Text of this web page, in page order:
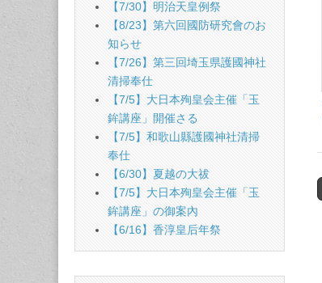
【7/30】明治天皇例祭
【8/23】第六回國防研究會のお
知らせ
【7/26】第三回埼玉県護國神社
清掃奉仕
【7/5】大日本殉皇会主催「玉
鉾講座」開催さる
【7/5】和歌山縣護國神社清掃
奉仕
【6/30】夏越の大祓
【7/5】大日本殉皇会主催「玉
鉾講座」の御案內
【6/16】香淳皇后年祭